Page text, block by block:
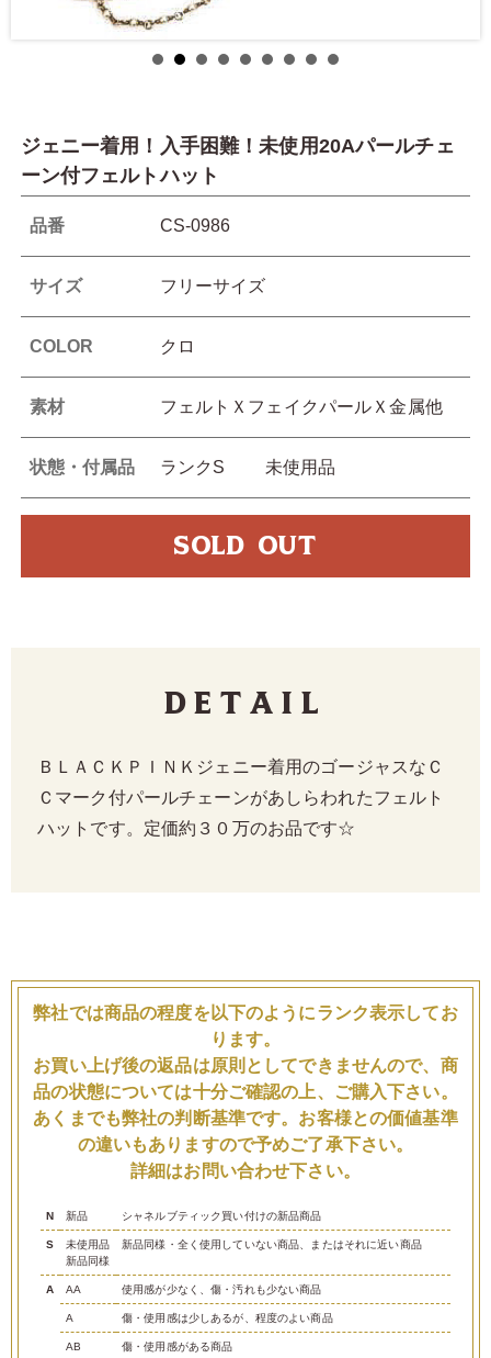
ジェニー着用！入手困難！未使用20Aパールチェ
ーン付フェルトハット
品番 CS-0986
サイズ フリーサイズ
COLOR クロ
素材 フェルトＸフェイクパールＸ金属他
状態・付属品 ランクS 未使用品
SOLD OUT
Detail
ＢＬＡＣＫＰＩＮＫジェニー着用のゴージャスなＣ
Ｃマーク付パールチェーンがあしらわれたフェルト
ハットです。定価約３０万のお品です☆
弊社では商品の程度を以下のようにランク表示してお
ります。
お買い上げ後の返品は原則としてできませんので、商
品の状態については十分ご確認の上、ご購入下さい。
あくまでも弊社の判断基準です。お客様との価値基準
の違いもありますので予めご了承下さい。
詳細はお問い合わせ下さい。
N 新品 シャネルブティック買い付けの新品商品
S
未使用品
新品同様
新品同様・全く使用していない商品、またはそれに近い商品
A AA 使用感が少なく、傷・汚れも少ない商品
A 傷・使用感は少しあるが、程度のよい商品
AB 傷・使用感がある商品